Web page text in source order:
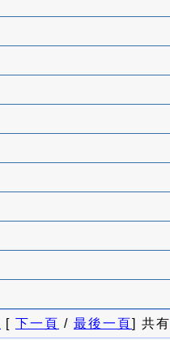
[ 下一頁 / 最後一頁] 共有